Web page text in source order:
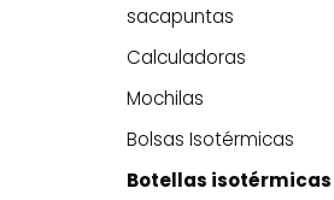
sacapuntas
Calculadoras
Mochilas
Bolsas Isotérmicas
Botellas isotérmicas